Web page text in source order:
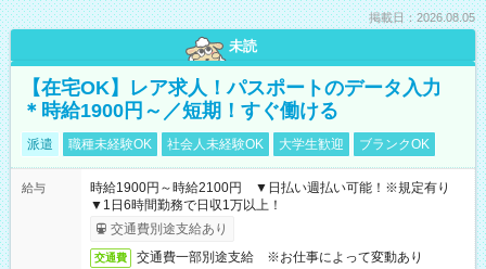
掲載日：2026.08.05
未読
【在宅OK】レア求人！パスポートのデータ入力
＊時給1900円～／短期！すぐ働ける
派遣 職種未経験OK 社会人未経験OK 大学生歓迎 ブランクOK
給与
時給1900円～時給2100円 ▼日払い週払い可能！※規定有り
▼1日6時間勤務で日収1万以上！
交通費別途支給あり
交通費 交通費一部別途支給 ※お仕事によって変動あり